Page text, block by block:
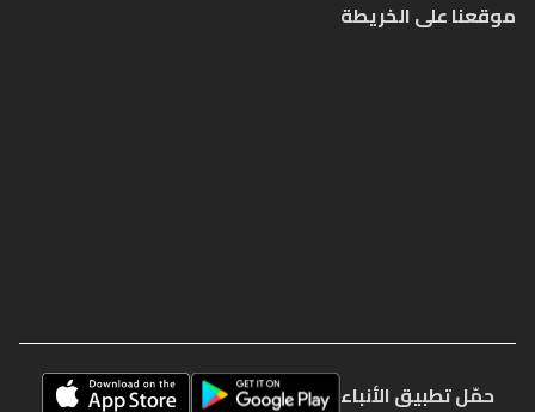
موقعنا على الخريطة
حمّل تطبيق الأنباء